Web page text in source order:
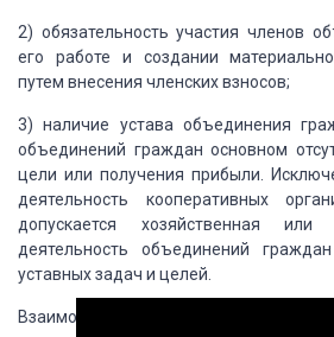
2) обязательность участия членов
его работе и создании
путем внесения членских взносов;
3) наличие устава объединения
объединений граждан основном
цели или получения прибыли.
деятельность кооперативных
допускается хозяйственная или
деятельность объединений
уставных задач и целей.
Взаимоотношения государства и